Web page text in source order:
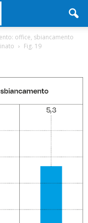
office, sbiancamento
Fig. 19